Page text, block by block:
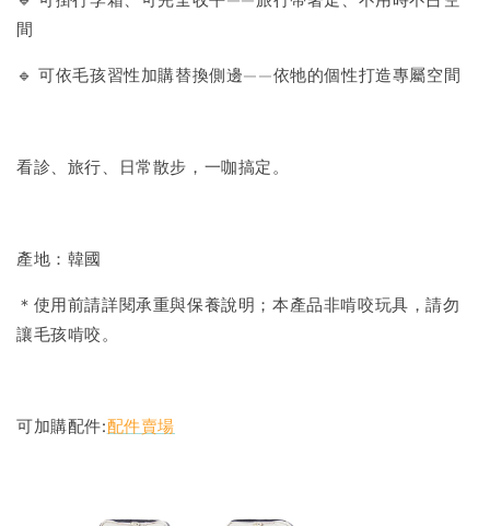
美國貓草毛線鼠鼠加購
間
🔹 可依毛孩習性加購替換側邊——依牠的個性打造專屬空間
看診、旅行、日常散步，一咖搞定。
產地：韓國
＊使用前請詳閱承重與保養說明；本產品非啃咬玩具，請勿
讓毛孩啃咬。
可加購配件:配件賣場